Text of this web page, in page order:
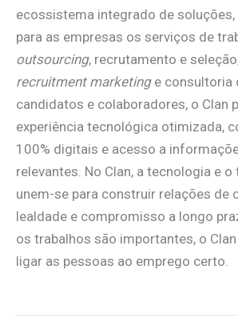
ecossistema integrado de
para as empresas os serviços de
outsourcing, recrutamento e
recruitment marketinge consultoria
candidatos e colaboradores, o Clan
experiência tecnológica otimizada,
100% digitais e acesso a
relevantes. No Clan, a tecnologia e
unem-se para construir relações de
lealdade e compromisso a longo
os trabalhos são importantes, o
ligar as pessoas ao emprego certo.